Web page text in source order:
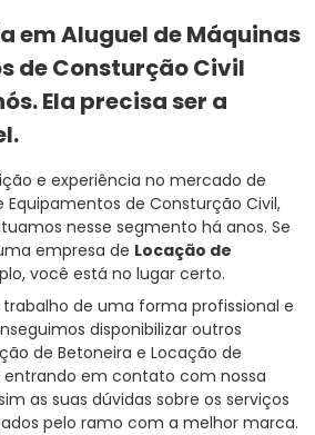
em Aluguel de Máquinas
de Consturção Civil
Ela precisa ser a
e experiência no mercado de
Equipamentos de Consturção Civil,
nesse segmento há anos. Se
empresa de Locação de
você está no lugar certo.
de uma forma profissional e
disponibilizar outros
de Betoneira e Locação de
entrando em contato com nossa
as suas dúvidas sobre os serviços
pelo ramo com a melhor marca.